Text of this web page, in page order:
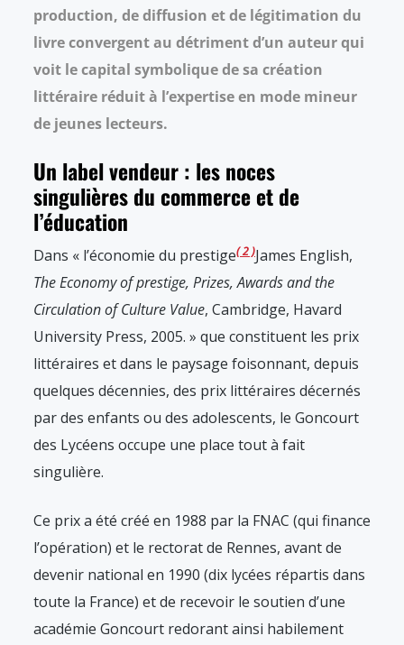
production, de diffusion et de légitimation du
livre convergent au détriment d’un auteur qui
voit le capital symbolique de sa création
littéraire réduit à l’expertise en mode mineur
de jeunes lecteurs.
Un label vendeur : les noces
singulières du commerce et de
l’éducation
Dans « l’économie du prestige 2 James English,
The Economy of prestige, Prizes, Awards and the
Circulation of Culture Value, Cambridge, Havard
University Press, 2005. » que constituent les prix
littéraires et dans le paysage foisonnant, depuis
quelques décennies, des prix littéraires décernés
par des enfants ou des adolescents, le Goncourt
des Lycéens occupe une place tout à fait
singulière.
Ce prix a été créé en 1988 par la FNAC (qui finance
l’opération) et le rectorat de Rennes, avant de
devenir national en 1990 (dix lycées répartis dans
toute la France) et de recevoir le soutien d’une
académie Goncourt redorant ainsi habilement